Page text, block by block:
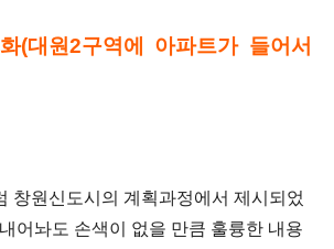
(대원2구역에 아파트가 들어서
창원신도시의 계획과정에서 제시되었
어놔도 손색이 없을 만큼 훌륭한 내용